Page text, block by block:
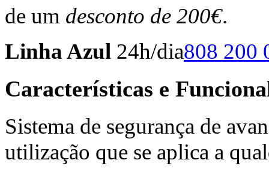
de um desconto de 200€.
Linha Azul 24h/dia808 200
Características e
Sistema de segurança de
utilização que se aplica a